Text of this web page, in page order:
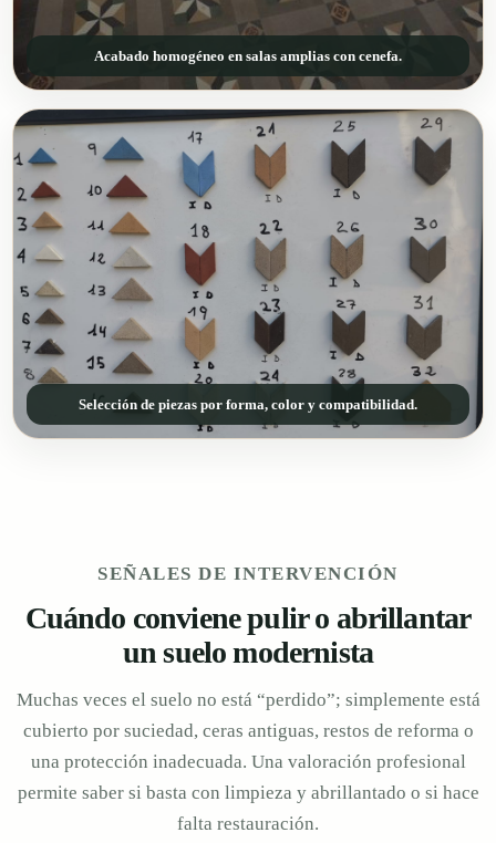
Acabado homogéneo en salas amplias con cenefa.
Selección de piezas por forma, color y compatibilidad.
SEÑALES DE INTERVENCIÓN
Cuándo conviene pulir o abrillantar
un suelo modernista
Muchas veces el suelo no está “perdido”; simplemente está
cubierto por suciedad, ceras antiguas, restos de reforma o
una protección inadecuada. Una valoración profesional
permite saber si basta con limpieza y abrillantado o si hace
falta restauración.